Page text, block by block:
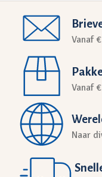
Vanaf
Vanaf
Naar